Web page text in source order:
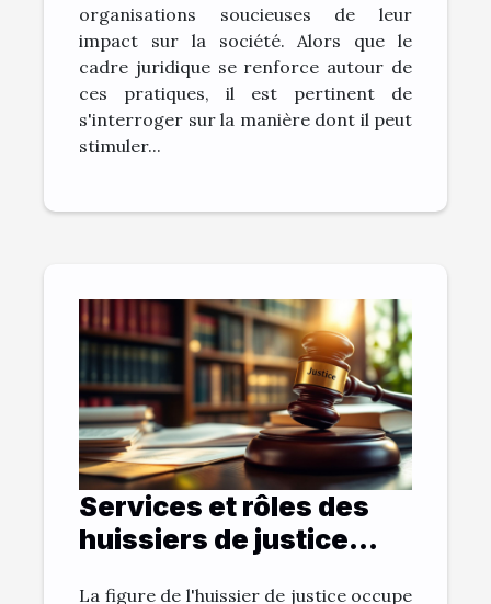
organisations soucieuses de leur
impact sur la société. Alors que le
cadre juridique se renforce autour de
ces pratiques, il est pertinent de
s'interroger sur la manière dont il peut
stimuler...
Services et rôles des
huissiers de justice
La figure de l'huissier de justice occupe